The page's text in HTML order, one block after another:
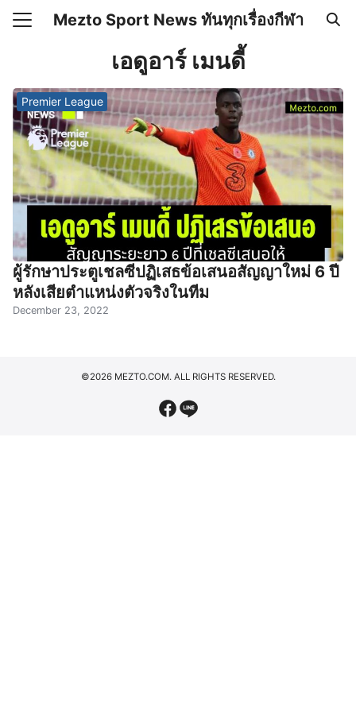
Skip
Mezto Sport News ทันทุกเรื่องกีฬา
คลื่อนไหว
Mezto.com เกี่ยวกับเรา
เอดูอาร์ เมนดี้
Premier League
ผู้รักษาประตูเชลซีปฏิเสธข้อเสนอสัญญาใหม่ 6 ปี
หลังเสียตำแหน่งตัวจริงในทีม
December 23, 2022
©2026 MEZTO.COM. ALL RIGHTS RESERVED.